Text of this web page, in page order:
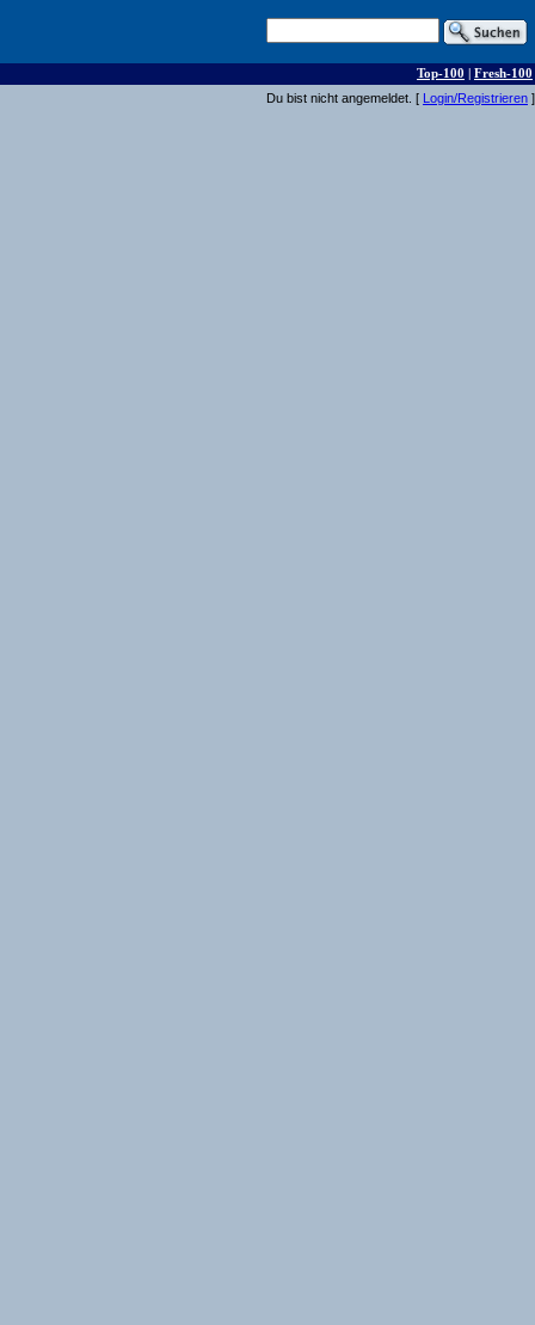
Top-100 | Fresh-100
Du bist nicht angemeldet. [ Login/Registrieren ]